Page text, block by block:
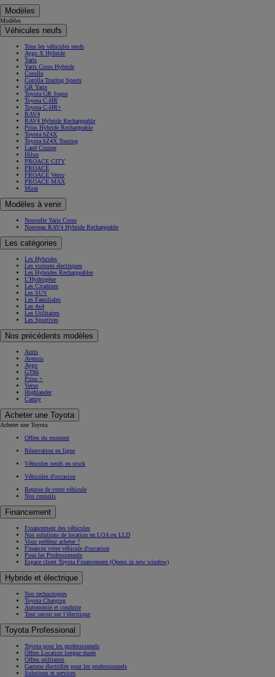
Modèles
Modèles
Véhicules neufs
Tous les véhicules neufs
Aygo X Hybride
Yaris
Yaris Cross Hybride
Corolla
Corolla Touring Sports
GR Yaris
Toyota GR Supra
Toyota C-HR
Toyota C-HR+
RAV4
RAV4 Hybride Rechargeable
Prius Hybride Rechargeable
Toyota bZ4X
Toyota bZ4X Touring
Land Cruiser
Hilux
PROACE CITY
PROACE
PROACE Verso
PROACE MAX
Mirai
Modèles à venir
Nouvelle Yaris Cross
Nouveau RAV4 Hybride Rechargeable
Les catégories
Les Hybrides
Les voitures électriques
Les Hybrides Rechargeables
L'Hydrogène
Les Citadines
Les SUV
Les Familiales
Les 4x4
Les Utilitaires
Les Sportives
Nos précédents modèles
Auris
Avensis
Aygo
GT86
Prius +
Verso
Highlander
Camry
Acheter une Toyota
Acheter une Toyota
Offres du moment
Réservation en ligne
Véhicules neufs en stock
Véhicules d'occasion
Reprise de votre véhicule
Nos conseils
Financement
Financement des véhicules
Nos solutions de location en LOA ou LLD
Vous préférez acheter ?
Financez votre véhicule d'occasion
Pour les Professionnels
Espace client Toyota Financement (Opens in new window)
Hybride et électrique
Nos technologies
Toyota Charging
Autonomie et conduite
Tout savoir sur l’électrique
Toyota Professional
Toyota pour les professionnels
Offres Location longue durée
Offres utilitaires
Gamme électrifiée pour les professionnels
Solutions et services